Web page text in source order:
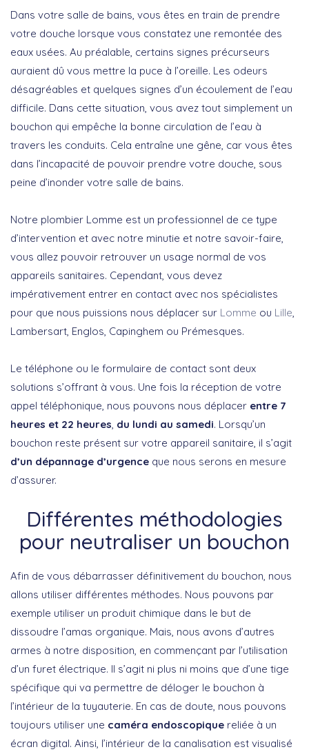
Dans votre salle de bains, vous êtes en train de prendre
votre douche lorsque vous constatez une remontée des
eaux usées. Au préalable, certains signes précurseurs
auraient dû vous mettre la puce à l’oreille. Les odeurs
désagréables et quelques signes d’un écoulement de l’eau
difficile. Dans cette situation, vous avez tout simplement un
bouchon qui empêche la bonne circulation de l’eau à
travers les conduits. Cela entraîne une gêne, car vous êtes
dans l’incapacité de pouvoir prendre votre douche, sous
peine d’inonder votre salle de bains.
Notre plombier Lomme est un professionnel de ce type
d’intervention et avec notre minutie et notre savoir-faire,
vous allez pouvoir retrouver un usage normal de vos
appareils sanitaires. Cependant, vous devez
impérativement entrer en contact avec nos spécialistes
pour que nous puissions nous déplacer sur Lomme ou Lille
Lambersart, Englos, Capinghem ou Prémesques.
Le téléphone ou le formulaire de contact sont deux
solutions s’offrant à vous. Une fois la réception de votre
appel téléphonique, nous pouvons nous déplacer entre 7
heures et 22 heures du lundi au samedi. Lorsqu’un
bouchon reste présent sur votre appareil sanitaire, il s’agit
d’un dépannage d’urgence que nous serons en mesure
d’assurer.
Différentes méthodologies
pour neutraliser un bouchon
Afin de vous débarrasser définitivement du bouchon, nous
allons utiliser différentes méthodes. Nous pouvons par
exemple utiliser un produit chimique dans le but de
dissoudre l’amas organique. Mais, nous avons d’autres
armes à notre disposition, en commençant par l’utilisation
d’un furet électrique. Il s’agit ni plus ni moins que d’une tige
spécifique qui va permettre de déloger le bouchon à
l’intérieur de la tuyauterie. En cas de doute, nous pouvons
toujours utiliser une caméra endoscopique reliée à un
écran digital. Ainsi, l’intérieur de la canalisation est visualisé